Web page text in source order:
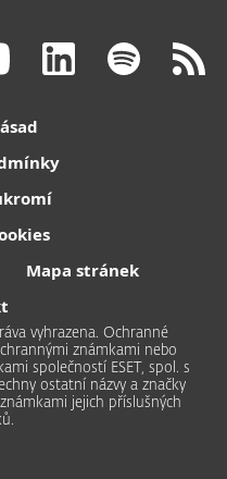
Mapa stránek
vyhrazena. Ochranné
známkami nebo
společností ESET, spol. s
ostatní názvy a značky
jejich příslušných